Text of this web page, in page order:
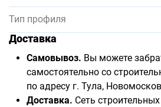
Тип профиля
Доставка
Самовывоз. Вы можете
самостоятельно со
по адресу г. Тула,
Доставка. Сеть